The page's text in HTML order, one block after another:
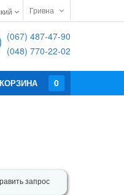
Гривна
(067) 487-47-90
(048) 770-22-02
КОРЗИНА
0
запрос